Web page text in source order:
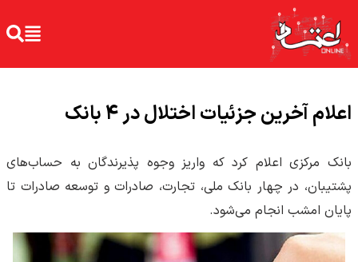
اعلام آخرین جزئیات اختلال در ۴ بانک
بانک مرکزی اعلام کرد که واریز وجوه پذیرندگان به حساب‌های
پشتیبان، در چهار بانک ملی، تجارت، صادرات و توسعه صادرات تا
پایان امشب انجام می‌شود.